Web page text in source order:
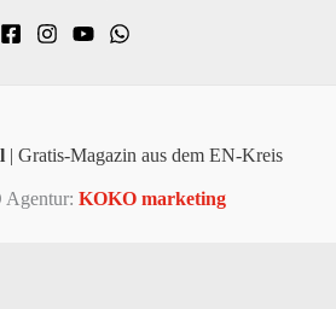
| Gratis-Magazin aus dem EN-Kreis
Agentur: KOKO marketing